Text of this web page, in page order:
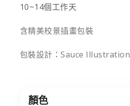
10~14個工作天
含精美校景插畫包裝
包裝設計：Sauce Illustration
顏色